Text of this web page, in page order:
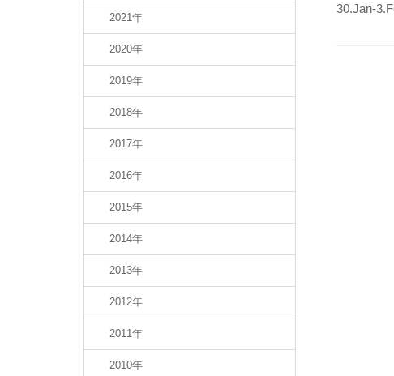
2021年
2020年
2019年
2018年
2017年
2016年
2015年
2014年
2013年
2012年
2011年
2010年
30.Jan-